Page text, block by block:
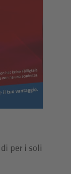
per i soli